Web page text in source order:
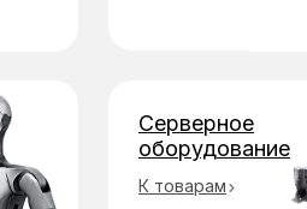
К товарам
Серверное
оборудование